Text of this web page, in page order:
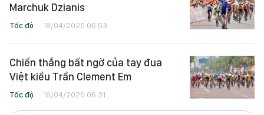
Marchuk Dzianis
Tốc độ 18/04/2026 06:53
Chiến thắng bất ngờ của tay đua
Việt kiều Trần Clement Em
Tốc độ 16/04/2026 06:31